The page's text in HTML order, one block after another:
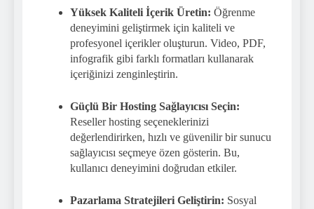
Yüksek Kaliteli İçerik Üretin: Öğrenme
deneyimini geliştirmek için kaliteli ve
profesyonel içerikler oluşturun. Video, PDF,
infografik gibi farklı formatları kullanarak
içeriğinizi zenginleştirin.
Güçlü Bir Hosting Sağlayıcısı Seçin:
Reseller hosting seçeneklerinizi
değerlendirirken, hızlı ve güvenilir bir sunucu
sağlayıcısı seçmeye özen gösterin. Bu,
kullanıcı deneyimini doğrudan etkiler.
Pazarlama Stratejileri Geliştirin: Sosyal